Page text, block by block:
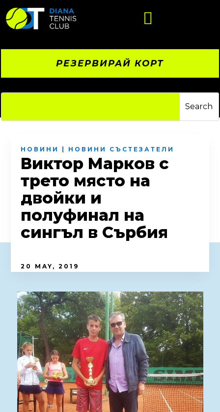

РЕЗЕРВИРАЙ КОРТ
НОВИНИ НОВИНИ СЪСТЕЗАТЕЛИ
Виктор Марков с
трето място на
двойки и
полуфинал на
сингъл в Сърбия
20 MAY, 2019